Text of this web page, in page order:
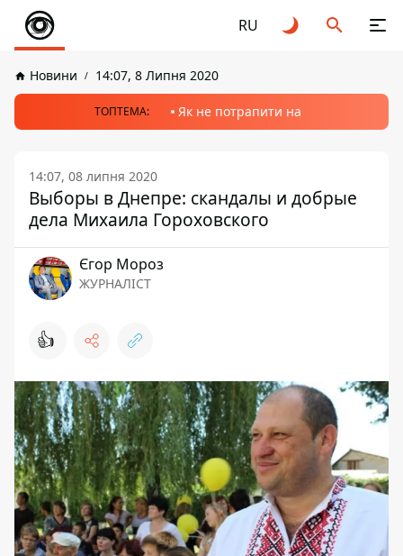
RU
Новини 14:07, 8 Липня 2020
ТОПТЕМА: Як не потрапити на
14:07, 08 липня 2020
Выборы в Днепре: скандалы и добрые
дела Михаила Гороховского
Єгор Мороз
ЖУРНАЛІСТ
👍